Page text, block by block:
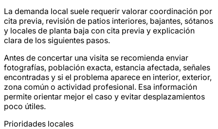
La demanda local suele requerir valorar coordinación por
cita previa, revisión de patios interiores, bajantes, sótanos
y locales de planta baja con cita previa y explicación
clara de los siguientes pasos.
Antes de concertar una visita se recomienda enviar
fotografías, población exacta, estancia afectada, señales
encontradas y si el problema aparece en interior, exterior,
zona común o actividad profesional. Esa información
permite orientar mejor el caso y evitar desplazamientos
poco útiles.
Prioridades locales